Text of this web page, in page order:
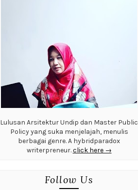
Lulusan Arsitektur Undip dan Master Public
Policy yang suka menjelajah, menulis
berbagai genre. A hybridparadox
writerpreneur.click here →
Follow Us